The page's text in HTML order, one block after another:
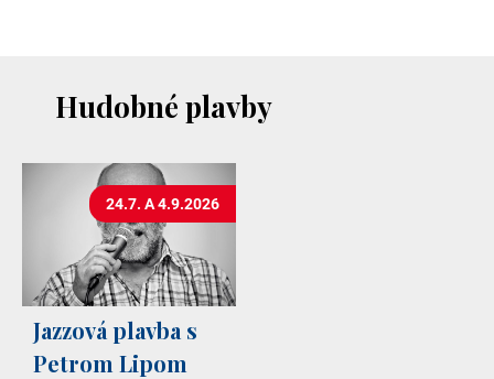
Hudobné plavby
24.7. A 4.9.2026
Jazzová plavba s
Petrom Lipom